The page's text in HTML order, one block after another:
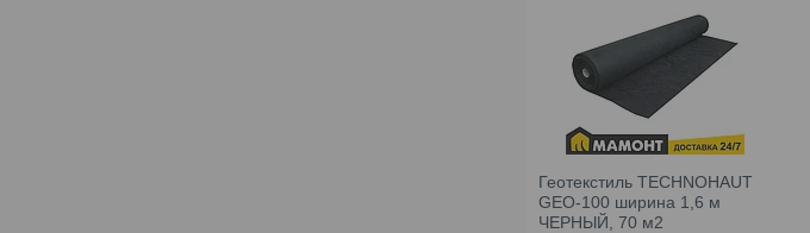
Геотекстиль TECHNOHAUT
GEO-100 ширина 1,6 м
ЧЕРНЫЙ, 70 м2